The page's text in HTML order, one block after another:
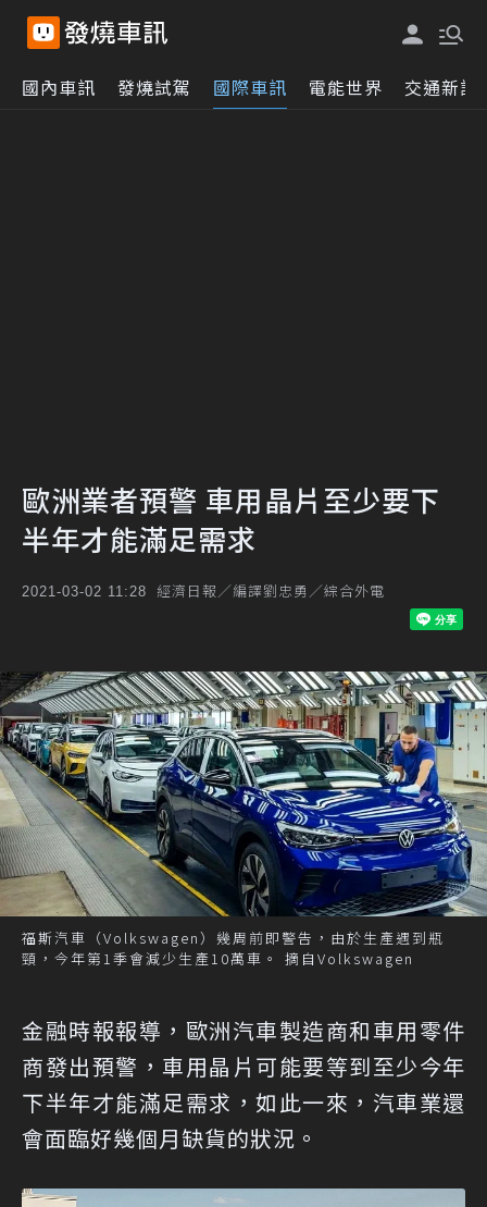
國內車訊 發燒試駕 國際車訊 電能世界 交通新訊
歐洲業者預警 車用晶片至少要下
半年才能滿足需求
2021-03-02 11:28 經濟日報／編譯劉忠勇／綜合外電
福斯汽車（Volkswagen）幾周前即警告，由於生產遇到瓶
頸，今年第1季會減少生產10萬車。 摘自Volkswagen
金融時報報導，歐洲汽車製造商和車用零件
商發出預警，車用晶片可能要等到至少今年
下半年才能滿足需求，如此一來，汽車業還
會面臨好幾個月缺貨的狀況。